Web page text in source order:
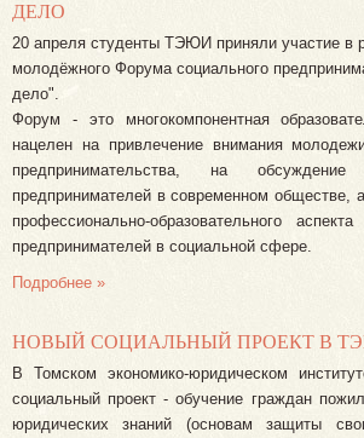
ДЕЛО
20 апреля студенты ТЭЮИ приняли участие в
молодёжного Форума социального
дело".
Форум - это многокомпонентная
нацелен на привлечение внимания
предпринимательства, на
предпринимателей в современном обществе,
профессионально-образовательного
предпринимателей в социальной сфере.
Подробнее »
НОВЫЙ СОЦИАЛЬНЫЙ ПРОЕКТ В
В Томском экономико-юридическом
социальный проект - обучение граждан
юридических знаний (основам защиты